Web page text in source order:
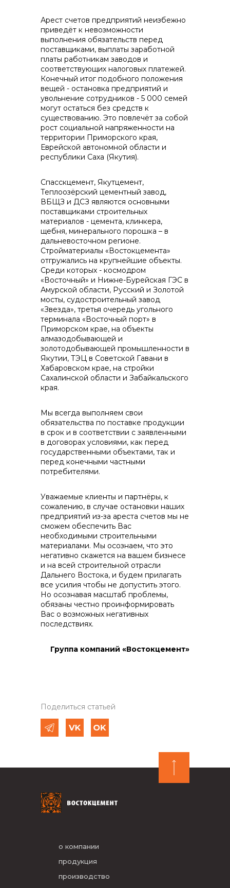
Арест счетов предприятий неизбежно
приведёт к невозможности
выполнения обязательств перед
поставщиками, выплаты заработной
платы работникам заводов и
соответствующих налоговых платежей.
Конечный итог подобного положения
вещей - остановка предприятий и
увольнение сотрудников - 5 000 семей
могут остаться без средств к
существованию. Это повлечёт за собой
рост социальной напряженности на
территории Приморского края,
Еврейской автономной области и
республики Саха (Якутия).
Спасскцемент, Якутцемент,
Теплоозёрский цементный завод,
ВБЩЗ и ДСЗ являются основными
поставщиками строительных
материалов - цемента, клинкера,
щебня, минерального порошка – в
дальневосточном регионе.
Стройматериалы «Востокцемента»
отгружались на крупнейшие объекты.
Среди которых - космодром
«Восточный» и Нижне-Бурейская ГЭС в
Амурской области, Русский и Золотой
мосты, судостроительный завод
«Звезда», третья очередь угольного
терминала «Восточный порт» в
Приморском крае, на объекты
алмазодобывающей и
золотодобывающей промышленности в
Якутии, ТЭЦ в Советской Гавани в
Хабаровском крае, на стройки
Сахалинской области и Забайкальского
края.
Мы всегда выполняем свои
обязательства по поставке продукции
в срок и в соответствии с заявленными
в договорах условиями, как перед
государственными объектами, так и
перед конечными частными
потребителями.
Уважаемые клиенты и партнёры, к
сожалению, в случае остановки наших
предприятий из-за ареста счетов мы не
сможем обеспечить Вас
необходимыми строительными
материалами. Мы осознаем, что это
негативно скажется на вашем бизнесе
и на всей строительной отрасли
Дальнего Востока, и будем прилагать
все усилия чтобы не допустить этого.
Но осознавая масштаб проблемы,
обязаны честно проинформировать
Вас о возможных негативных
последствиях.
Группа компаний «Востокцемент»
Поделиться статьей
о компании
продукция
производство